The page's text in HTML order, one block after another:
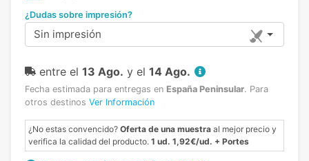
¿Dudas sobre impresión?
Sin impresión
entre el 13 Ago. y el 14 Ago.
Fecha estimada para entregas en España Peninsular. Para
otros destinos Ver Información
¿No estas convencido? Oferta de una muestra al mejor precio y
verifica la calidad del producto. 1 ud. 1,92€/ud. + Portes